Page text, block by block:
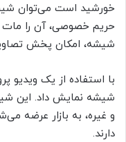
خورشید است می‌توان
حریم خصوصی، آن را مات
شیشه، امکان پخش
با استفاده از یک ویدیو
شیشه نمایش داد. این
و غیره، به بازار عرضه
دارند.